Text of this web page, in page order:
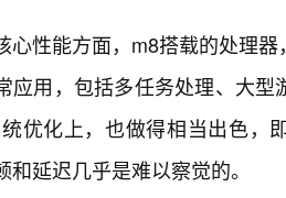
心性能方面，m8搭载的处理
应用，包括多任务处理、大
优化上，也做得相当出色，
和延迟几乎是难以察觉的。